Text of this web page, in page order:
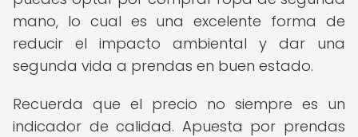
mano, lo cual es una excelente forma de
reducir el impacto ambiental y dar una
segunda vida a prendas en buen estado.
Recuerda que el precio no siempre es un
indicador de calidad. Apuesta por prendas